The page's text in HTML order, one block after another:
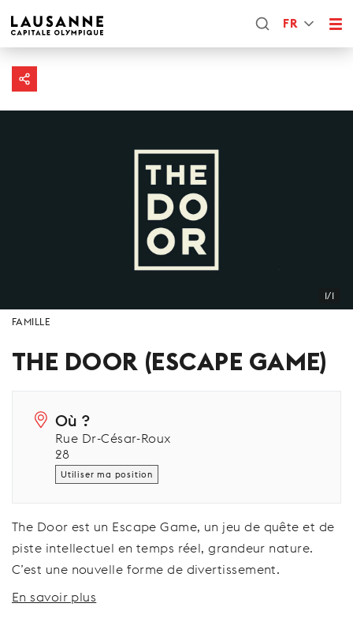
FR
1/1
FAMILLE
THE DOOR (ESCAPE GAME)
Où ?
Rue Dr-César-Roux
28
Utiliser ma position
The Door est un Escape Game, un jeu de quête et de
piste intellectuel en temps réel, grandeur nature.
C’est une nouvelle forme de divertissement.
En savoir plus